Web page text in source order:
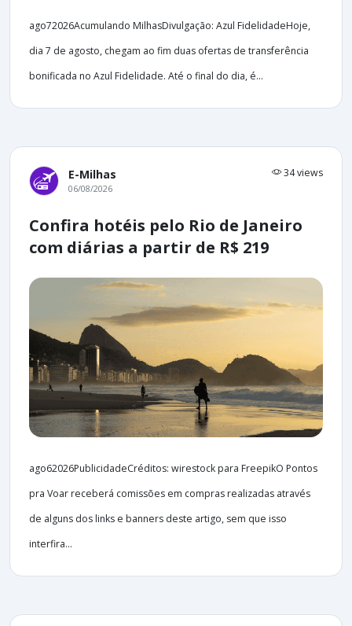
ago72026Acumulando MilhasDivulgação: Azul FidelidadeHoje,
dia 7 de agosto, chegam ao fim duas ofertas de transferência
bonificada no Azul Fidelidade. Até o final do dia, é...
E-Milhas 34 views
06/08/2026
Confira hotéis pelo Rio de Janeiro
com diárias a partir de R$ 219
ago62026PublicidadeCréditos: wirestock para FreepikO Pontos
pra Voar receberá comissões em compras realizadas através
de alguns dos links e banners deste artigo, sem que isso
interfira...